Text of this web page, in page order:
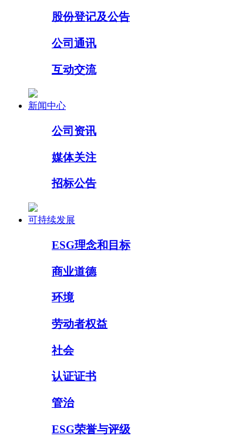
股份登记及公告
公司通讯
互动交流
新闻中心
公司资讯
媒体关注
招标公告
可持续发展
ESG理念和目标
商业道德
环境
劳动者权益
社会
认证证书
管治
ESG荣誉与评级